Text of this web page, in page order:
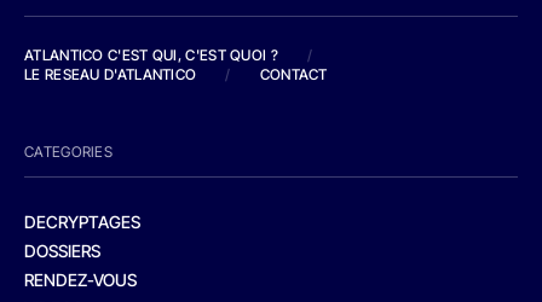
ATLANTICO C'EST QUI, C'EST QUOI ?
/
LE RESEAU D'ATLANTICO
/ CONTACT
CATEGORIES
DECRYPTAGES
DOSSIERS
RENDEZ-VOUS